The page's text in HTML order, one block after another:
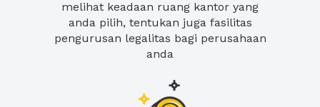
melihat keadaan ruang kantor yang
anda pilih, tentukan juga fasilitas
pengurusan legalitas bagi perusahaan
anda